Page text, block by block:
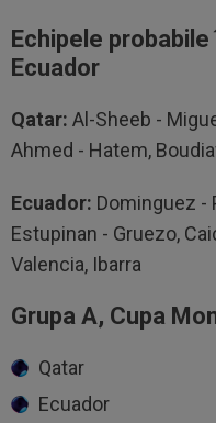
Echipele
Ecuador
Qatar: Al-Sheeb -
Ahmed - Hatem,
Ecuador: Dominguez -
Estupinan - Gruezo,
Valencia, Ibarra
Grupa A, Cupa
Qatar
Ecuador